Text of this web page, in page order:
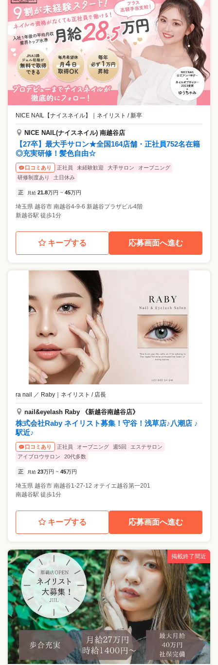
NICE NAIL【ナイスネイル】 ネイリスト / 新卒
NICE NAIL(ナイスネイル) 南越谷店
【27卒】最大手サロン★全国164店舗・正社員752名在籍
◎充実研修！髪色自由☆
口コミあり 正社員 未経験歓迎 大手サロン
オープニング
研修制度あり
土日休み
正 月給 21.8万円 ~ 45万円
埼玉県 越谷市 南越谷4-9-6 新越谷プラザビル4階
新越谷駅 徒歩1分
キープする 応募画面へ進む
ra nail ／ Raby ネイリスト / 店長
nail&eyelash Raby 《新越谷南越谷店》
株式会社Raby ネイリスト募集！守谷！浅草店♪八潮店 ♪
駅近♪
口コミあり 正社員 オープニング 週5回
エステサロン
アイブロウサロン
20代多数
正 月給 23万円 ~ 45万円
埼玉県 越谷市 南越谷1-27-12 オテイエ越谷第一201
南越谷駅 徒歩1分
キープする 応募画面へ進む
掲載終了間近